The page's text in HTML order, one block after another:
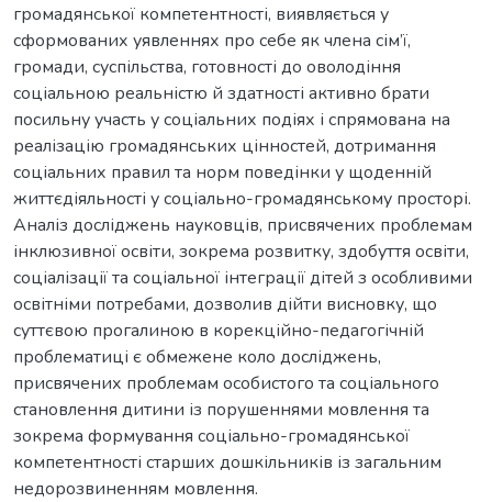
громадянської компетентності, виявляється у
сформованих уявленнях про себе як члена сім’ї,
громади, суспільства, готовності до оволодіння
соціальною реальністю й здатності активно брати
посильну участь у соціальних подіях і спрямована на
реалізацію громадянських цінностей, дотримання
соціальних правил та норм поведінки у щоденній
життєдіяльності у соціально-громадянському просторі.
Аналіз досліджень науковців, присвячених проблемам
інклюзивної освіти, зокрема розвитку, здобуття освіти,
соціалізації та соціальної інтеграції дітей з особливими
освітніми потребами, дозволив дійти висновку, що
суттєвою прогалиною в корекційно-педагогічній
проблематиці є обмежене коло досліджень,
присвячених проблемам особистого та соціального
становлення дитини із порушеннями мовлення та
зокрема формування соціально-громадянської
компетентності старших дошкільників із загальним
недорозвиненням мовлення.